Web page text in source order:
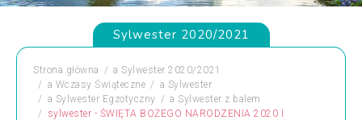
Sylwester 2020/2021
Strona główna a Sylwester 2020/2021
a Wczasy Świąteczne a Sylwester
a Sylwester Egzotyczny a Sylwester z balem
sylwester - ŚWIĘTA BOŻEGO NARODZENIA 2020 I